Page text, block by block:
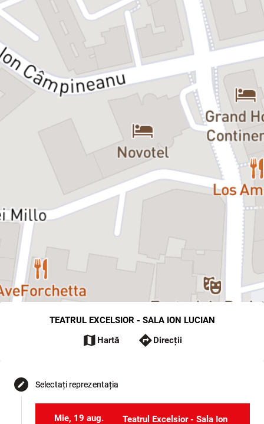
TEATRUL EXCELSIOR - SALA ION LUCIAN
map Hartă directionsDirecții
edit Selectați reprezentația
Mie, 19 aug.
Teatrul Excelsior - Sala Ion